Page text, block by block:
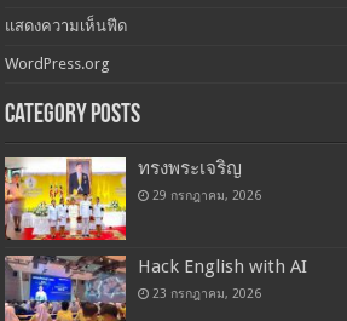
แสดงความเห็นฟีด
WordPress.org
Category Posts
ทรงพระเจริญ
29 กรกฎาคม, 2026
Hack English with AI
23 กรกฎาคม, 2026